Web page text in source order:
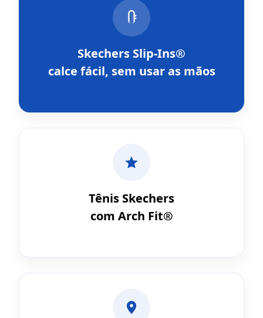
Skechers Slip-Ins®
calce fácil, sem usar as mãos
Tênis Skechers
com Arch Fit®